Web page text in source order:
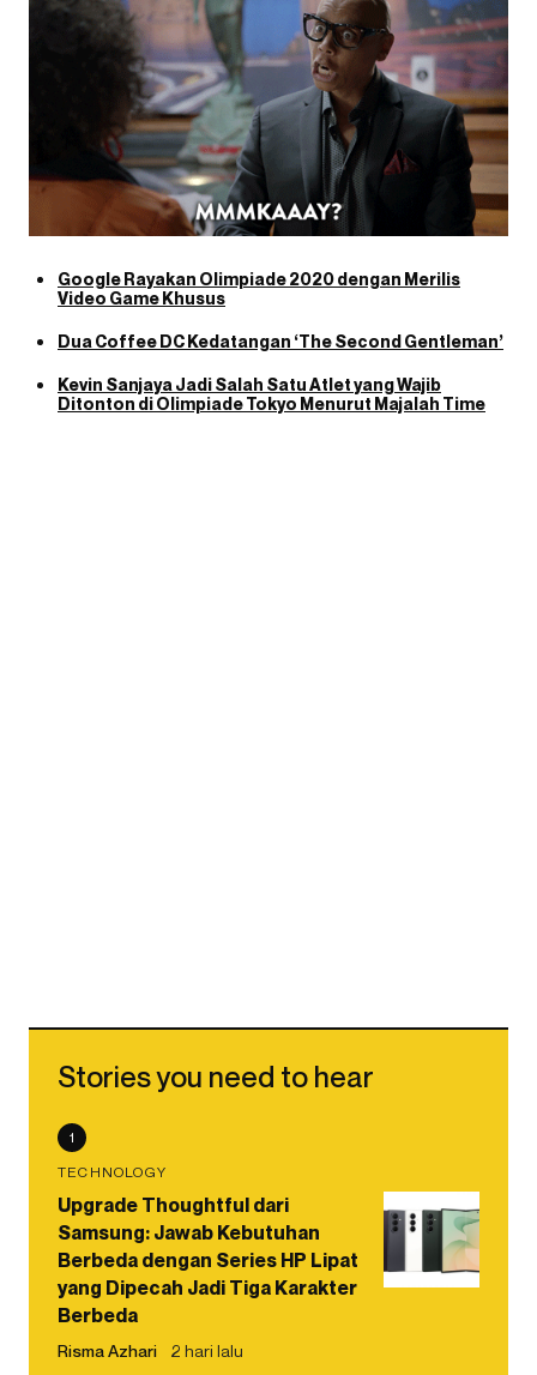
Google Rayakan Olimpiade 2020 dengan Merilis
Video Game Khusus
Dua Coffee DC Kedatangan ‘The Second Gentleman’
Kevin Sanjaya Jadi Salah Satu Atlet yang Wajib
Ditonton di Olimpiade Tokyo Menurut Majalah Time
Stories you need to hear
1
TECHNOLOGY
Upgrade Thoughtful dari
Samsung: Jawab Kebutuhan
Berbeda dengan Series HP Lipat
yang Dipecah Jadi Tiga Karakter
Berbeda
Risma Azhari 2 hari lalu